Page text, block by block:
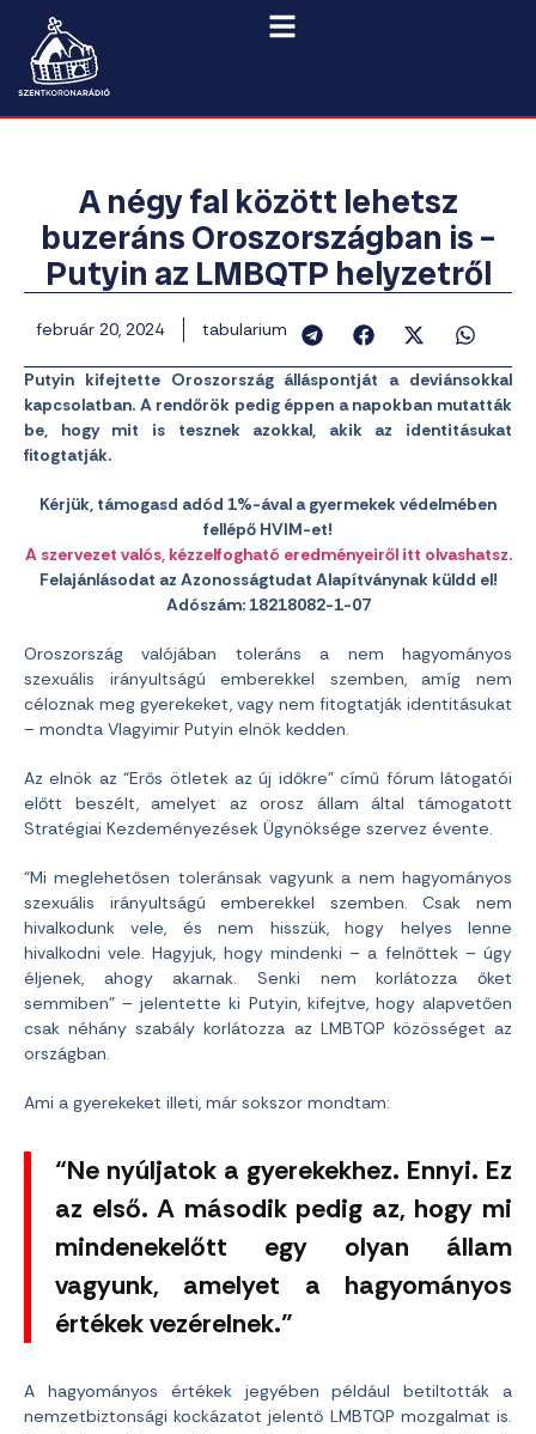
A négy fal között lehetsz
buzeráns Oroszországban is –
Putyin az LMBQTP helyzetről
február 20, 2024 tabularium
Putyin kifejtette Oroszország álláspontját a deviánsokkal
kapcsolatban. A rendőrök pedig éppen a napokban mutatták
be, hogy mit is tesznek azokkal, akik az identitásukat
fitogtatják.
Kérjük, támogasd adód 1%-ával a gyermekek védelmében
fellépő HVIM-et!
A szervezet valós, kézzelfogható eredményeiről itt olvashatsz.
Felajánlásodat az Azonosságtudat Alapítványnak küldd el!
Adószám: 18218082-1-07
Oroszország valójában toleráns a nem hagyományos
szexuális irányultságú emberekkel szemben, amíg nem
céloznak meg gyerekeket, vagy nem fitogtatják identitásukat
– mondta Vlagyimir Putyin elnök kedden.
Az elnök az “Erős ötletek az új időkre” című fórum látogatói
előtt beszélt, amelyet az orosz állam által támogatott
Stratégiai Kezdeményezések Ügynöksége szervez évente.
“Mi meglehetősen toleránsak vagyunk a nem hagyományos
szexuális irányultságú emberekkel szemben. Csak nem
hivalkodunk vele, és nem hisszük, hogy helyes lenne
hivalkodni vele. Hagyjuk, hogy mindenki – a felnőttek – úgy
éljenek, ahogy akarnak. Senki nem korlátozza őket
semmiben” – jelentette ki Putyin, kifejtve, hogy alapvetően
csak néhány szabály korlátozza az LMBTQP közösséget az
országban.
Ami a gyerekeket illeti, már sokszor mondtam:
“Ne nyúljatok a gyerekekhez. Ennyi. Ez
az első. A második pedig az, hogy mi
mindenekelőtt egy olyan állam
vagyunk, amelyet a hagyományos
értékek vezérelnek.”
A hagyományos értékek jegyében például betiltották a
nemzetbiztonsági kockázatot jelentő LMBTQP mozgalmat is.